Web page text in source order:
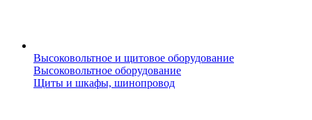
Высоковольтное и щитовое оборудование
Высоковольтное оборудование
Щиты и шкафы, шинопровод